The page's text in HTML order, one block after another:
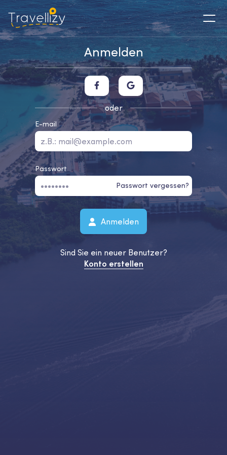
Anmelden
oder
E-mail
Passwort
Passwort vergessen?
Anmelden
Sind Sie ein neuer Benutzer?
Konto erstellen